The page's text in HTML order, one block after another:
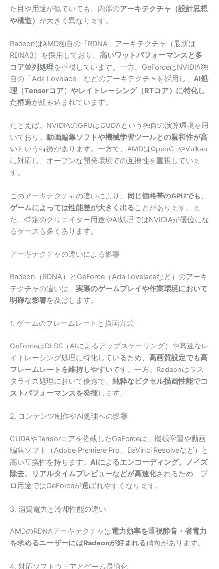
た目や用途が似ていても、内部のアーキテクチャ（設計思想
や構造） が大きく異なります。
RadeonはAMD独自の「RDNA」アーキテクチャ（最新は
RDNA3）を採用しており、 高いワットパフォーマンスと多
コア並列処理を重視しています。一方、GeForceはNVIDIA独
自の「Ada Lovelace」などのアーキテクチャを採用し、 AI処
理（Tensorコア）やレイトレーシング（RTコア）に特化し
た構造が組み込まれています。
たとえば、NVIDIAのGPUはCUDAという独自の演算環境を用
いており、 動画編集ソフトや機械学習ツールとの親和性が高
いという特徴があります。一方で、AMDはOpenCLやVulkan
に対応し、オープンな開発環境での互換性を重視していま
す。
このアーキテクチャの違いにより、
同じ価格帯のGPUでも、
ゲームによっては性能差が大きく出ることがあります。ま
た、特定のクリエイター用途やAI処理ではNVIDIAが優位にな
るケースも多くあります。
アーキテクチャの違いによる影響
Radeon（RDNA）とGeForce（Ada Lovelaceなど）のアーキ
テクチャの違いは、 実際のゲームプレイや作業環境において
明確な影響を及ぼします。
1. ゲームのフレームレートと描画方式
GeForceはDLSS（AIによるアップスケーリング）や高速なレ
イトレーシング処理に特化しているため、 高画質設定でも高
フレームレートを維持しやすいです。一方、Radeonはラス
タライズ処理において優秀で、 純粋なピクセル描画性能でコ
ストパフォーマンスを発揮します。
2. コンテンツ制作やAI処理への影響
CUDAやTensorコアを搭載したGeForceは、機械学習や動画
編集ソフト（Adobe Premiere Pro、DaVinci Resolveなど）と
高い互換性を持ちます。 AIによるエンコーディング、ノイズ
除去、リアルタイムプレビューなどが高速化されるため、プ
ロ用途ではGeForceが選ばれやすくなります。
3. 消費電力と冷却性能の違い
AMDのRDNAアーキテクチャは電力効率を重視静音・省電力
を求めるユーザーにはRadeonが好まれる傾向があります。
4. 対応ソフトウェアとゲーム最適化